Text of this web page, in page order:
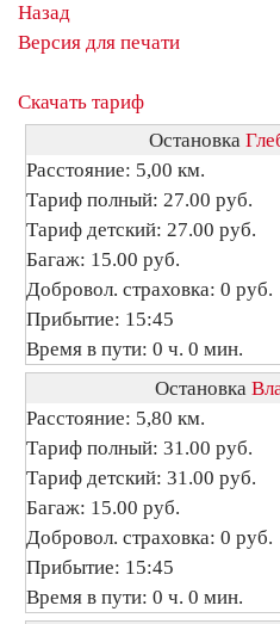
Назад
Версия для печати
Скачать тариф
Остановка
Расстояние: 5,00 км.
Тариф полный: 27.00 руб.
Тариф детский: 27.00 руб.
Багаж: 15.00 руб.
Добровол. страховка: 0 руб.
Прибытие: 15:45
Время в пути: 0 ч. 0 мин.
Остановка
Расстояние: 5,80 км.
Тариф полный: 31.00 руб.
Тариф детский: 31.00 руб.
Багаж: 15.00 руб.
Добровол. страховка: 0 руб.
Прибытие: 15:45
Время в пути: 0 ч. 0 мин.